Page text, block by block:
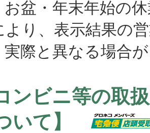
盆・年末年始の
より、表示結果の
と異なる場合が
ンビニ等の取
いて】